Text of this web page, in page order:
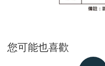
您可能也喜歡